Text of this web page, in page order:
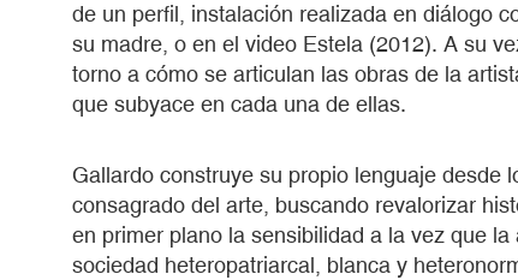
de un perfil, instalación realizada en diálogo
su madre, o en el video Estela (2012). A su
torno a cómo se articulan las obras de la
que subyace en cada una de ellas.
Gallardo construye su propio lenguaje desde
consagrado del arte, buscando revalorizar
en primer plano la sensibilidad a la vez que
sociedad heteropatriarcal, blanca y